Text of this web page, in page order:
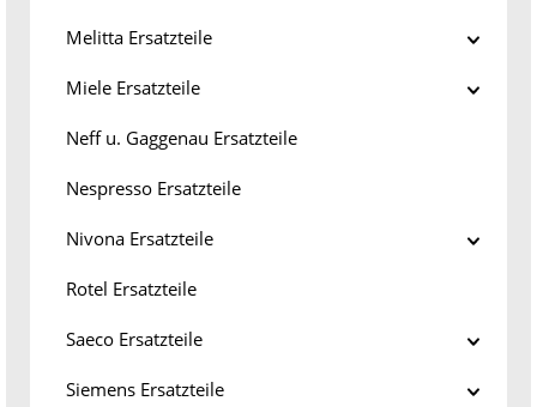
Melitta Ersatzteile
Miele Ersatzteile
Neff u. Gaggenau Ersatzteile
Nespresso Ersatzteile
Nivona Ersatzteile
Rotel Ersatzteile
Saeco Ersatzteile
Siemens Ersatzteile